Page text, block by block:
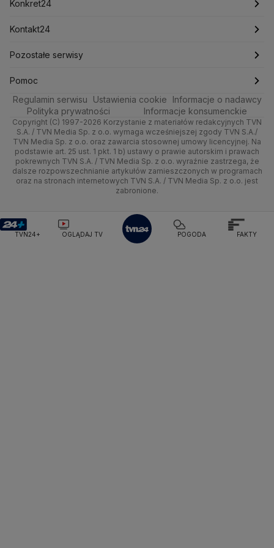
Pogoda Tychy
Pogoda Szczecinek
Pogoda Lubartów
Pogoda GąskiPogoda PłońskPogoda Rawicz
Pogoda Łeba Pogoda Puck
Pogoda Chorzów
Pogoda KartuzyPogoda WołominPogoda Kluczbork
Pogoda RadomskoPogoda BochniaPogoda Brodnica
Pogoda Krynica MorskaPogoda Kutno
Pogoda GnieznoPogoda Jelenia Góra
Pogoda Tarnowskie Góry
Pogoda Krynica-Zdrój
Pogoda Szklarska Poręba
Pogoda Suwałki Pogoda Radom
Świat
Podróże
Smog
Zdrowie
Technologia
Ciekawostki
Quizy
Kraków
Poznań
Trójmiasto
Wrocław
Kielce
Kujawsko-pomorskie
Lublin
Olsztyn
Notowania
Pieniądze
Nieruchomości
Rynki
Dla firm
Handel
Ze świata
Tech
Dla seniora
Piłka Nożna
Tenis
Kolarstwo
Skoki Narciarskie
Sporty zimowe
Lekkoatletyka
Siatkówka
F1
Konkret24
Najnowsze
Polska
Świat
Polityka
Zdrowie
Tech
Nauka
Kontakt24
Najnowsze
Gorące Tematy
Wyślij zgłoszenie
Pozostałe serwisy
TVN
Dzień Dobry TVN
Uwaga TVN
HGTV
TVN Turbo
TVN7
Pomoc
Centrum pomocy
Test zgodności
Oglądaj na TV
Zrealizuj voucher
Regulamin serwisu Ustawienia cookie
Informacje o nadawcy
Polityka prywatności
Informacje konsumenckie
Copyright (C) 1997-2026 Korzystanie z materiałów redakcyjnych TVN
S.A. / TVN Media Sp. z o.o. wymaga wcześniejszej zgody TVN S.A./
TVN Media Sp. z o.o. oraz zawarcia stosownej umowy licencyjnej. Na
podstawie art. 25 ust. 1 pkt. 1 b) ustawy o prawie autorskim i prawach
pokrewnych TVN S.A. / TVN Media Sp. z o.o. wyraźnie zastrzega, że
dalsze rozpowszechnianie artykułów zamieszczonych w programach
oraz na stronach internetowych TVN S.A. / TVN Media Sp. z o.o. jest
zabronione.
TVN24+ OGLĄDAJ TV POGODA FAKTY